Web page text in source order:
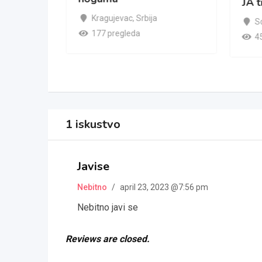
Kragujevac, Srbija
177 pregleda
1 iskustvo
Javise
Nebitno / april 23, 2023 @7:56 pm
Nebitno javi se
Reviews are closed.